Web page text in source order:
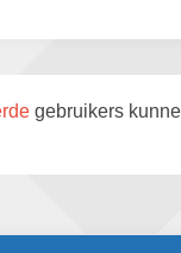
gebruikers